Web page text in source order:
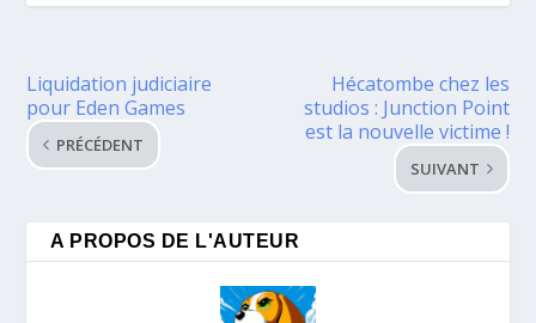
Liquidation judiciaire
pour Eden Games
PRÉCÉDENT
Hécatombe chez les
studios : Junction Point
est la nouvelle victime !
SUIVANT
A PROPOS DE L'AUTEUR